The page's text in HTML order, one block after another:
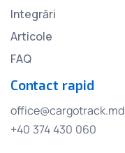
Integrări
Articole
FAQ
Contact rapid
office@cargotrack.md
+40 374 430 060